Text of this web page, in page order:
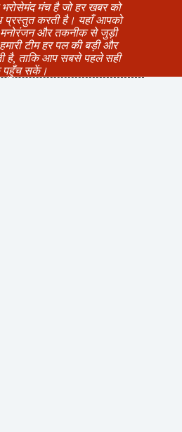
मंच है जो हर खबर को
प्रस्तुत करती है। यहाँ आपको
मनोरंजन और तकनीक से जुड़ी
टीम हर पल की बड़ी और
है, ताकि आप सबसे पहले सही
पहुँच सकें।